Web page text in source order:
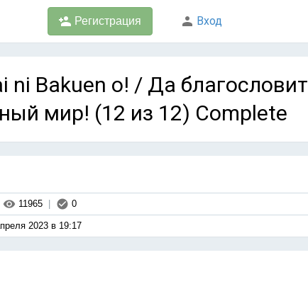
Регистрация Вход
ni Bakuen o! / Да благословит
мир! (12 из 12) Complete
11965 0
2023 в 19:17